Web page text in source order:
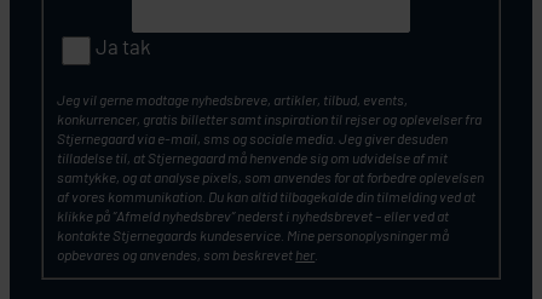
Ja tak
Jeg vil gerne modtage nyhedsbreve, artikler, tilbud, events,
konkurrencer, gratis billetter samt inspiration til rejser og oplevelser fra
Stjernegaard via e-mail, sms og sociale media. Jeg giver desuden
tilladelse til, at Stjernegaard må henvende sig om udvidelse af mit
samtykke, og at analyse pixels, som anvendes for at forbedre oplevelsen
af vores kommunikation. Du kan altid tilbagekalde din tilmelding ved at
klikke på ”Afmeld nyhedsbrev” nederst i nyhedsbrevet – eller ved at
kontakte Stjernegaards kundeservice. Mine personoplysninger må
opbevares og anvendes, som beskrevet her